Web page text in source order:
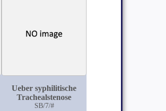
Ueber syphilitische
Trachealstenose
SB/7/#